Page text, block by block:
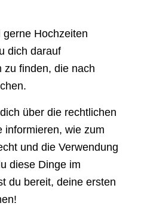
Hochzeiten
dich darauf
zu finden, die nach
über die rechtlichen
informieren, wie zum
und die Verwendung
diese Dinge im
du bereit, deine ersten